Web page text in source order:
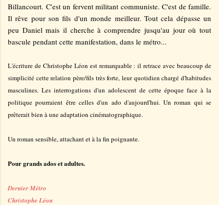
Billancourt. C'est un fervent militant communiste. C'est de famille.
Il rêve pour son fils d'un monde meilleur. Tout cela dépasse un
peu Daniel mais il cherche à comprendre jusqu'au jour où tout
bascule pendant cette manifestation, dans le métro...
L'écriture de Christophe Léon est remarquable : il retrace avec beaucoup de
simplicité cette relation père/fils très forte, leur quotidien chargé d'habitudes
masculines. Les interrogations d'un adolescent de cette époque face à la
politique pourraient être celles d'un ado d'aujourd'hui. Un roman qui se
prêterait bien à une adaptation cinématographique.
Un roman sensible, attachant et à la fin poignante.
Pour grands ados et adultes.
Dernier Métro
Christophe Léon